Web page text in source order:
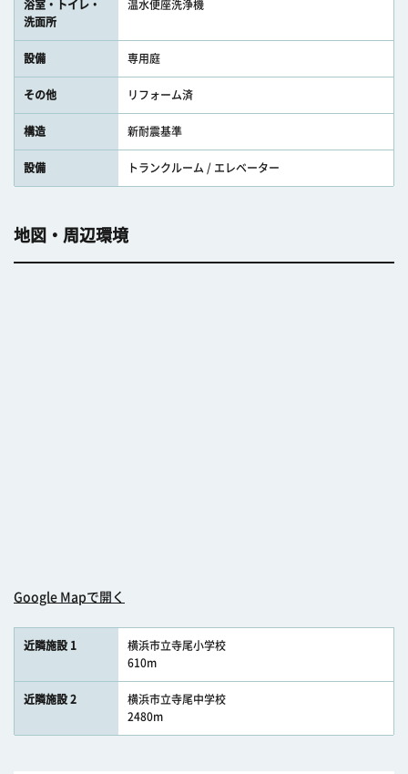
浴室・トイレ・
洗面所
温水便座洗浄機
設備 専用庭
その他 リフォーム済
構造 新耐震基準
設備 トランクルーム / エレベーター
地図・周辺環境
Google Mapで開く
近隣施設 1
横浜市立寺尾小学校
610m
近隣施設 2
横浜市立寺尾中学校
2480m